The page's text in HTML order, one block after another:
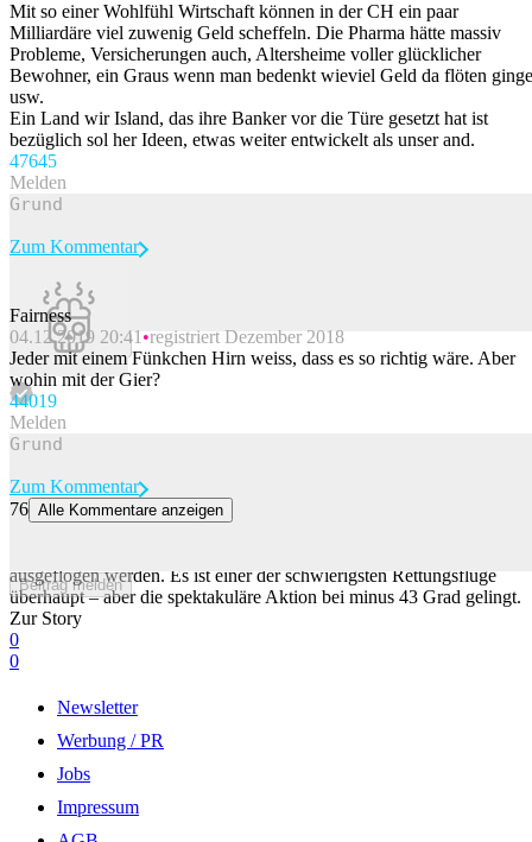
Mit so einer Wohlfühl Wirtschaft können in der CH ein paar
Milliardäre viel zuwenig Geld scheffeln. Die Pharma hätte massiv
Probleme, Versicherungen auch, Altersheime voller glücklicher
Bewohner, ein Graus wenn man bedenkt wieviel Geld da flöten
usw.
Ein Land wir Island, das ihre Banker vor die Türe gesetzt hat ist
bezüglich sol her Ideen, etwas weiter entwickelt als unser and.
47645
Melden
Beitrag melden
Zum Kommentar
Fairness
04.12.2019 20:41 registriert Dezember 2018
Jeder mit einem Fünkchen Hirn weiss, dass es so richtig wäre. Aber
wohin mit der Gier?
44019
Melden
Beitrag melden
Zum Kommentar
76 Alle Kommentare anzeigen
ausgeflogen werden. Es ist einer der schwierigsten Rettungsflüge
überhaupt – aber die spektakuläre Aktion bei minus 43 Grad gelingt.
Zur Story
0
0
Newsletter
Werbung / PR
Jobs
Impressum